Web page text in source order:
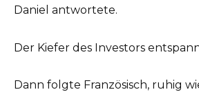
Daniel antwortete.
Der Kiefer des Investors
Dann folgte Französisch, ruhig